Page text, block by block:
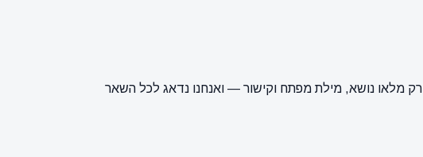
רק מלאו נושא, מילת מפתח וקישור — ואנחנו נדאג לכל השאר